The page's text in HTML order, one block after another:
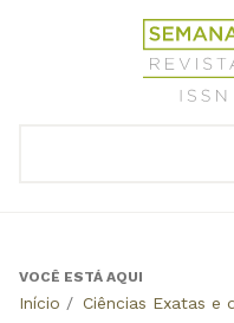
Revista
Científica
Semana
Back
VOCÊ ESTÁ AQUI
Início / Ciências Exatas e